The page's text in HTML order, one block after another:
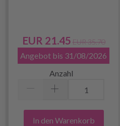
EUR 21.45 EUR 35.70
Angebot bis 31/08/2026
Anzahl
In den Warenkorb